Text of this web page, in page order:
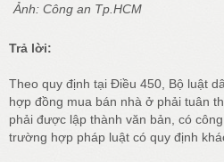
Ảnh: Công an Tp.HCM
Trả lời:
Theo quy định tại Điều 450, Bộ luật
hợp đồng mua bán nhà ở phải tuân
phải được lập thành văn bản, có
trường hợp pháp luật có quy định